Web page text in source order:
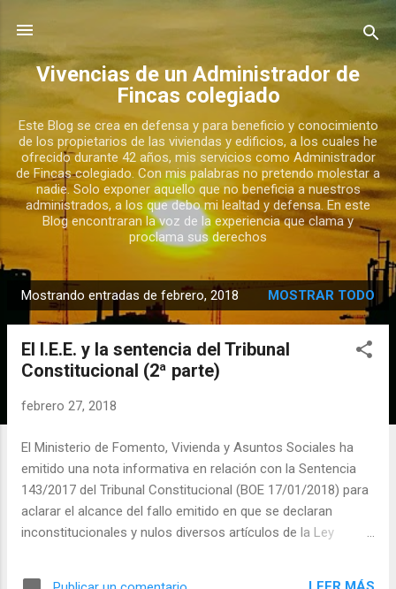
Vivencias de un Administrador de
Fincas colegiado
Este Blog se crea en defensa y para beneficio y conocimiento
de los propietarios de las viviendas y edificios, a los cuales he
ofrecido durante 42 años, mis servicios como Administrador
de Fincas colegiado. Con mis palabras no pretendo molestar a
nadie. Solo exponer aquello que no beneficia a nuestros
administrados, a los que debo mi lealtad y defensa. En este
Blog encontraran la voz de la experiencia que clama y
proclama sus derechos
n
Mostrando entradas de febrero, 2018 MOSTRAR TODO
El I.E.E. y la sentencia del Tribunal
Constitucional (2ª parte)
febrero 27, 2018
El Ministerio de Fomento, Vivienda y Asuntos Sociales ha
emitido una nota informativa en relación con la Sentencia
143/2017 del Tribunal Constitucional (BOE 17/01/2018) para
aclarar el alcance del fallo emitido en que se declaran
inconstitucionales y nulos diversos artículos de la Ley